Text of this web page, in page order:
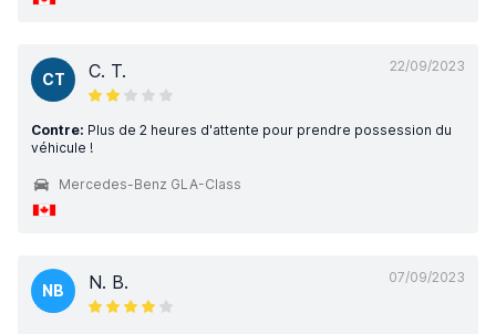
22/09/2023
CT C. T.
Contre: Plus de 2 heures d'attente pour prendre possession du
véhicule !
Mercedes-Benz GLA-Class
07/09/2023
NB N. B.